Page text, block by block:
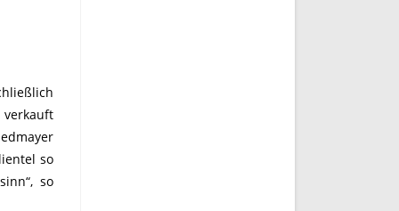
so
so